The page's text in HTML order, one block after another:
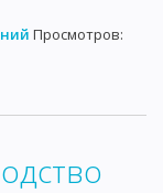
Просмотров: